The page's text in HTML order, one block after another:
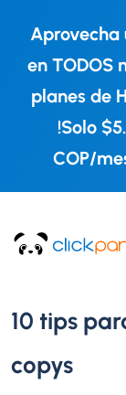
Aprovecha
en TODOS
planes de
!Solo
COP/
10 tips
copys